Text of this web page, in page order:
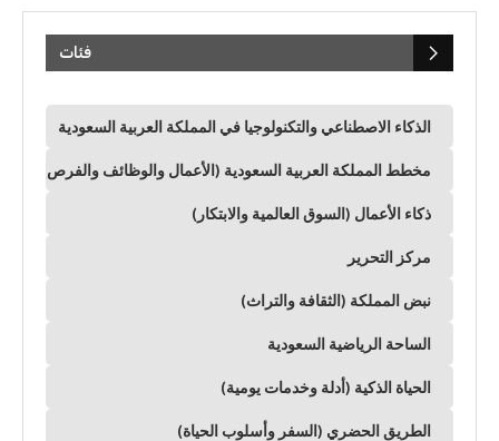
فئات
الذكاء الاصطناعي والتكنولوجيا في المملكة العربية السعودية
مخطط المملكة العربية السعودية (الأعمال والوظائف والفرص)
ذكاء الأعمال (السوق العالمية والابتكار)
مركز التحرير
نبض المملكة (الثقافة والتراث)
الساحة الرياضية السعودية
الحياة الذكية (أدلة وخدمات يومية)
الطريق الحضري (السفر وأسلوب الحياة)